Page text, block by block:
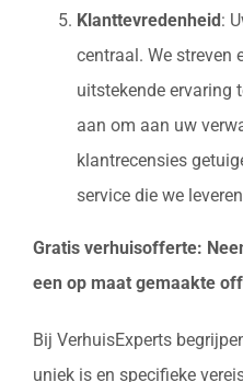
Klanttevredenheid :
centraal. We streven
uitstekende ervaring
aan om aan uw
klantrecensies
service die we
Gratis verhuisofferte:
een op maat gemaakte
Bij VerhuisExperts
uniek is en specifieke